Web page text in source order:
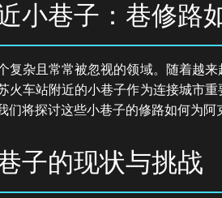
小巷子：巷修路
复杂且常常被忽视的领域。随着越
火车站附近的小巷子作为连接城市
将探讨这些小巷子的修路如何为阿
子的现状与挑战